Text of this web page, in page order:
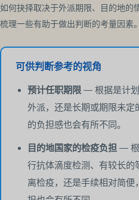
如何抉择取决于外派期限、目的地的
梳理一些有助于做出判断的考量因素。
可供判断参考的视角
预计任职期限 — 根据是计
外派，还是长期或期限未定
的负担感也会有所不同。
目的地国家的检疫负担 — 根
行抗体滴度检测、有较长的
离检疫，还是手续相对简便